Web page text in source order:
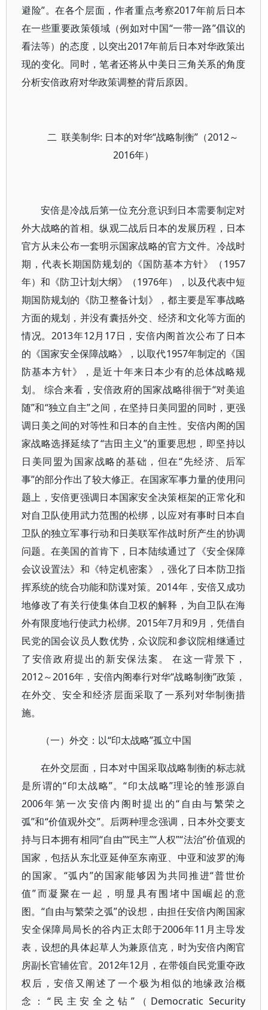
避险”。在各个层面，作者重点考察2017年前后日本
在一些重要政策领域（例如对中国“一带一路”倡议的
看法等）的态度，以突出2017年前后日本对华政策出
现的变化。同时，笔者还将从中美日三角关系的角度
分析安倍政府对华政策调整的背后原因。
二 联美制华: 日本的对华“战略制衡”（2012～
2016年）
安倍是冷战后第一位充分意识到日本需要制定对
外大战略的首相。纵观二战后日本的发展历程，日本
官方从未公布一套明示国家战略的官方文件。冷战时
期，代表长期国防规划的《国防基本方针》（1957
年）和《防卫计划大纲》（1976年），以及代表中短
期国防规划的《防卫整备计划》，都主要是军事战略
方面的规划，并没有囊括外交、经济和文化等方面的
情况。2013年12月17日，安倍内阁首次公布了日本
的《国家安全保障战略》，以取代1957年制定的《国
防基本方针》，是近十年来日本少有的总体战略规
划。 综合来看，安倍政府的国家战略徘徊于“对美追
随”和“独立自主”之间，在坚持日美同盟的同时，更强
调日美之间的对等性和日本的自主性。安倍内阁的国
家战略选择延续了“吉田主义”的重要思想，即坚持以
日美同盟为国家战略的基础，但在“先经济、后军
事”的部分作出了较大修正。在国家军事力量的使用问
题上，安倍更强调日本国家安全决策框架的正常化和
对自卫队使用武力范围的松绑，以应对有事时日本自
卫队的独立军事行动和日美联军作战时所产生的协调
问题。在美国的首肯下，日本陆续通过了《安全保障
会议设置法》和《特定机密案》，强化了日本防卫指
挥系统的统合功能和防谍对策。2014年，安倍又成功
地修改了有关行使集体自卫权的解释，为自卫队在海
外有限度地行使武力松绑。2015年7月和9月，凭借自
民党的国会议员人数优势，众议院和参议院相继通过
了安倍政府提出的新安保法案。 在这一背景下，
2012～2016年，安倍内阁奉行对华“战略制衡”政策，
在外交、安全和经济层面采取了一系列对华制衡措
施。
（一）外交：以“印太战略”孤立中国
在外交层面，日本对中国采取战略制衡的标志就
是所谓的“印太战略”。“印太战略”理论的雏形源自
2006年第一次安倍内阁时提出的“自由与繁荣之
弧”和“价值观外交”。后两种理念强调，日本外交要支
持与日本拥有相同“自由”“民主”“人权”“法治”价值观的
国家，包括从东北亚延伸至东南亚、中亚和波罗的海
的国家。“弧内”的国家能够因为共同推进“普世价
值”而凝聚在一起，明显具有围堵中国崛起的意
图。“自由与繁荣之弧”的设想，由担任安倍内阁国家
安全保障局局长的谷内正太郎于2006年11月主导发
表，设想的具体起草人为兼原信克，时为安倍内阁官
房副长官辅佐官。2012年12月，在带领自民党重夺政
权后，安倍又阐述了一个极为相似的地缘政治概
念：“民主安全之钻”（Democratic Security